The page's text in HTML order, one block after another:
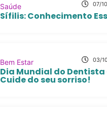
Saúde 07/
Sífilis: Conhecimento
Bem Estar 03/
Dia Mundial do Dentista
Cuide do seu sorriso!